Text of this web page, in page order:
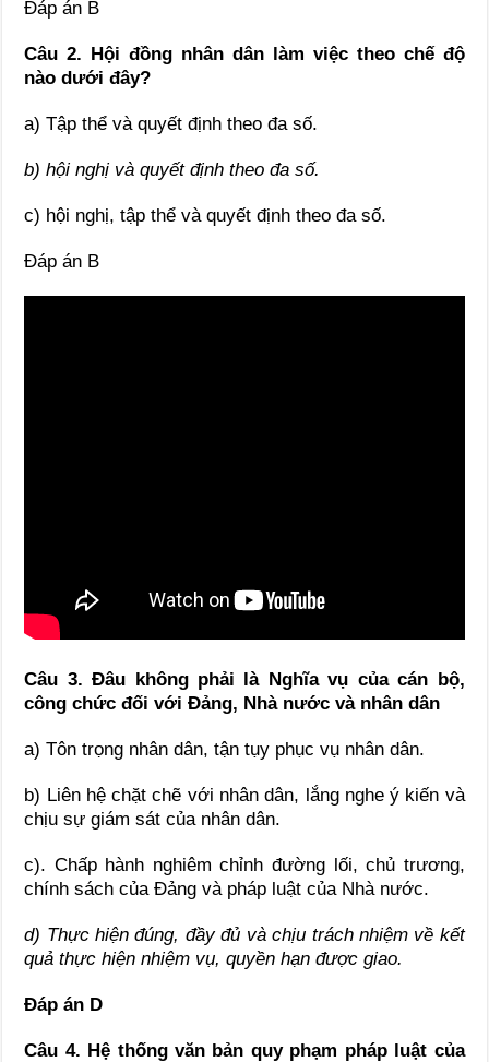
Đáp án B
Câu 2. Hội đồng nhân dân làm việc theo chế độ
nào dưới đây?
a) Tập thể và quyết định theo đa số.
b)hội nghị và quyết định theo đa số.
c) hội nghị, tập thể và quyết định theo đa số.
Đáp án B
Câu 3. Đâu không phải là Nghĩa vụ của cán bộ,
công chức đối với Đảng, Nhà nước và nhân dân
a) Tôn trọng nhân dân, tận tụy phục vụ nhân dân.
b) Liên hệ chặt chẽ với nhân dân, lắng nghe ý kiến và
chịu sự giám sát của nhân dân.
c). Chấp hành nghiêm chỉnh đường lối, chủ trương,
chính sách của Đảng và pháp luật của Nhà nước.
d) Thực hiện đúng, đầy đủ và chịu trách nhiệm về kết
quả thực hiện nhiệm vụ, quyền hạn được giao.
Đáp án D
Câu 4. Hệ thống văn bản quy phạm pháp luật của